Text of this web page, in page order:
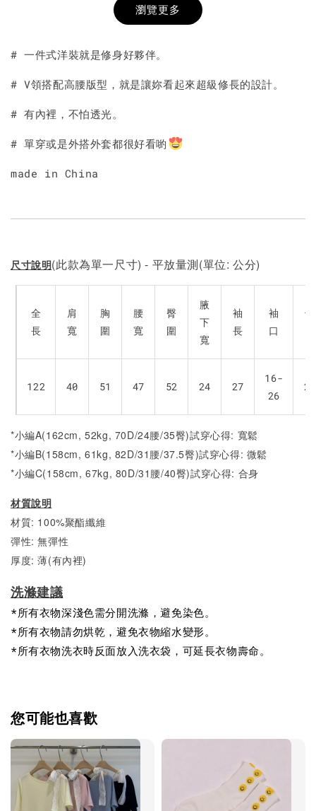
+NT$ 190
-
瀏覽更多
# 一件式洋裝就是修身好夥伴。
# V領搭配高腰版型，就是讓妳看起來超級修長的設計。
# 有內裡，不怕透光。
# 單穿或是外搭外套都很好看喲
made in China
尺寸說明(此款為單一尺寸) - 平放量測(單位: 公分)
全
長
肩
寬
胸
圍
腰
寬
臀
圍
腋
下
寬
袖
長
袖
口
領
122 40 51 47 52 24 27
16-
26
21
*小編A(162cm, 52kg, 70D/24腰/35臀)試穿心得: 寬鬆
*小編B(158cm, 61kg, 82D/31腰/37.5臀)試穿心得: 微鬆
*小編C(158cm, 67kg, 80D/31腰/40臀)試穿心得: 合身
材質說明
材質: 100%聚酯纖維
彈性: 無彈性
厚度: 薄(有內裡)
洗滌建議
*所有衣物深淺色需分開洗滌，避免染色。
*所有衣物請勿烘乾，避免衣物縮水變形。
*所有衣物洗衣時反面放入洗衣袋，可延長衣物壽命。
您可能也喜歡